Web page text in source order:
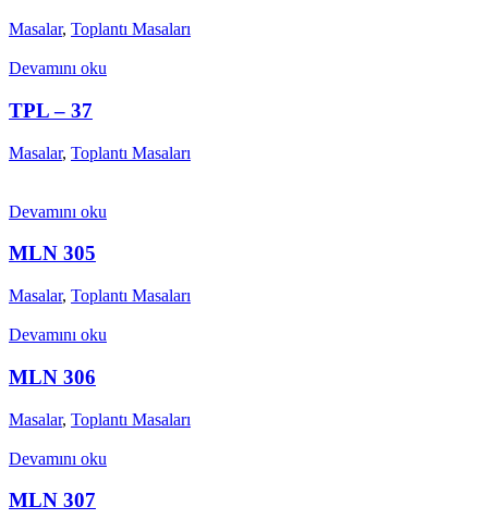
Masalar, Toplantı Masaları
Devamını oku
TPL – 37
Masalar, Toplantı Masaları
Devamını oku
MLN 305
Masalar, Toplantı Masaları
Devamını oku
MLN 306
Masalar, Toplantı Masaları
Devamını oku
MLN 307